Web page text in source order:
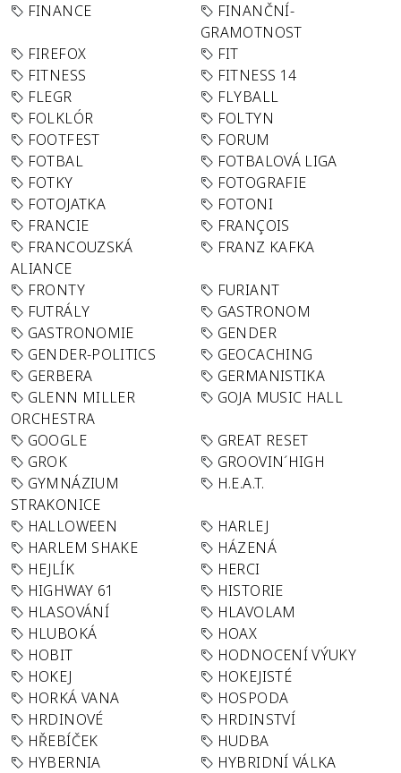
FINANCE
FINANČNÍ-
GRAMOTNOST
FIREFOX
FIT
FITNESS
FITNESS 14
FLEGR
FLYBALL
FOLKLÓR
FOLTYN
FOOTFEST
FORUM
FOTBAL
FOTBALOVÁ LIGA
FOTKY
FOTOGRAFIE
FOTOJATKA
FOTONI
FRANCIE
FRANÇOIS
FRANCOUZSKÁ
ALIANCE
FRANZ KAFKA
FRONTY
FURIANT
FUTRÁLY
GASTRONOM
GASTRONOMIE
GENDER
GENDER-POLITICS
GEOCACHING
GERBERA
GERMANISTIKA
GLENN MILLER
ORCHESTRA
GOJA MUSIC HALL
GOOGLE
GREAT RESET
GROK
GROOVIN´HIGH
GYMNÁZIUM
STRAKONICE
H.E.A.T.
HALLOWEEN
HARLEJ
HARLEM SHAKE
HÁZENÁ
HEJLÍK
HERCI
HIGHWAY 61
HISTORIE
HLASOVÁNÍ
HLAVOLAM
HLUBOKÁ
HOAX
HOBIT
HODNOCENÍ VÝUKY
HOKEJ
HOKEJISTÉ
HORKÁ VANA
HOSPODA
HRDINOVÉ
HRDINSTVÍ
HŘEBÍČEK
HUDBA
HYBERNIA
HYBRIDNÍ VÁLKA